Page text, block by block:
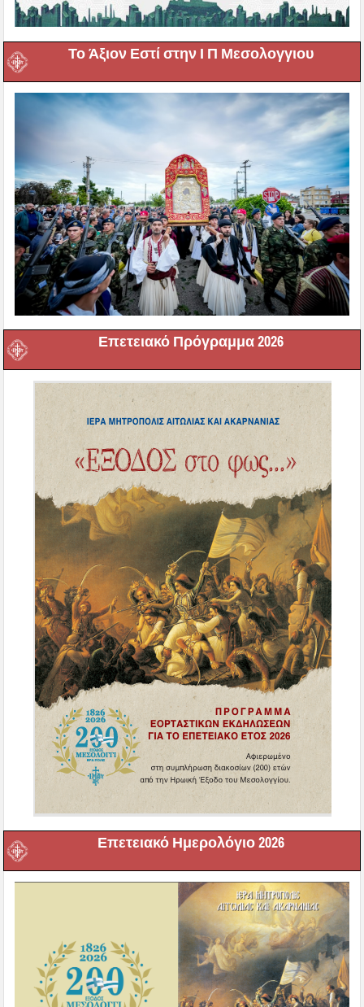
Το Άξιον Εστί στην Ι Π Μεσολογγιου
Επετειακό Πρόγραμμα 2026
Επετειακό Ημερολόγιο 2026